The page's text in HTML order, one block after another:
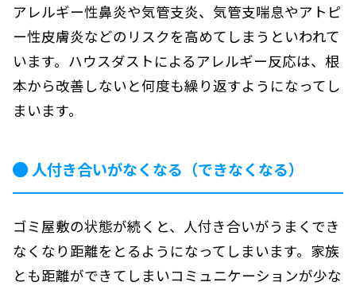
アレルギー性鼻炎や気管支炎、気管支喘息やアトピ
ー性皮膚炎などのリスクを高めてしまうといわれて
います。ハウスダストによるアレルギー反応は、根
本から改善しないと何度も繰り返すようになってし
まいます。
人付き合いがなくなる（できなくなる）
ゴミ屋敷の状態が続くと、人付き合いがうまくでき
なくなり距離をとるようになってしまいます。家族
とも距離ができてしまいコミュニケーションが少な